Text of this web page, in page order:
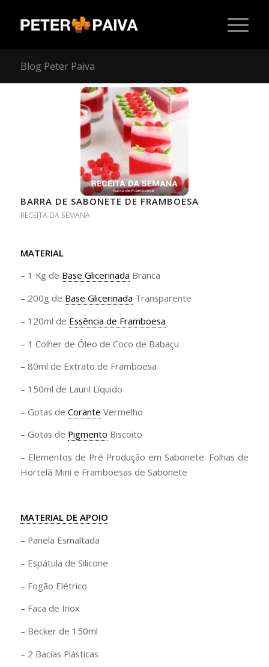
Blog Peter Paiva
BARRA DE SABONETE DE FRAMBOESA
RECEITA DA SEMANA
MATERIAL
– 1 Kg de Base Glicerinada Branca
– 200g de Base Glicerinada Transparente
– 120ml de Essência de Framboesa
– 1 Colher de Óleo de Coco de Babaçu
– 80ml de Extrato de Framboesa
– 150ml de Lauril Líquido
– Gotas de Corante Vermelho
– Gotas de Pigmento Biscoito
– Elementos de Pré Produção em Sabonete: Folhas de
Hortelã Mini e Framboesas de Sabonete
MATERIAL DE APOIO
– Panela Esmaltada
– Espátula de Silicone
– Fogão Elétrico
– Faca de Inox
– Becker de 150ml
– 2 Bacias Plásticas